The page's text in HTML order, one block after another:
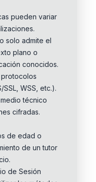
pueden variar
solo admite el
plano o
conocidos.
WSS, etc.).
técnico
cifradas.
de edad o
de un tutor
de Sesión